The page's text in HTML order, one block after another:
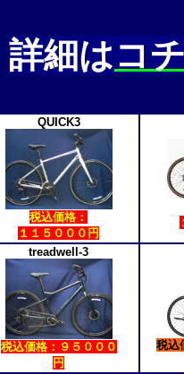
詳細はコ
QUICK3
税込価格：
１１５０００円
treadwell-3
税込価格：９５０００
円
税込